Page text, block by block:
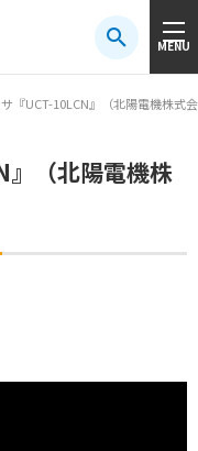
MENU
スーツ
『UCT-10LCN』（北陽電機株式
』（北陽電機株